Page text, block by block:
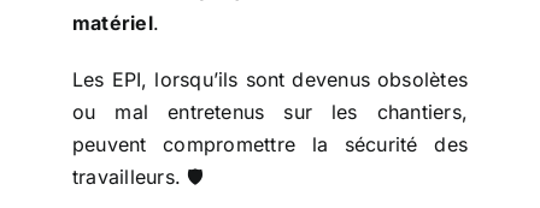
matériel.
Les EPI, lorsqu’ils sont devenus obsolètes
ou mal entretenus sur les chantiers,
peuvent compromettre la sécurité des
travailleurs. 🛡️